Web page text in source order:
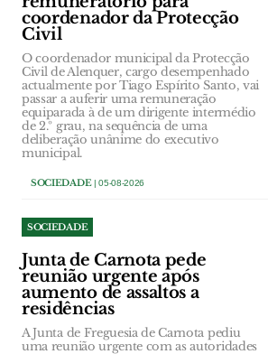
coordenador da Protecção
Civil
O coordenador municipal da Protecção
Civil de Alenquer, cargo desempenhado
actualmente por Tiago Espírito Santo, vai
passar a auferir uma remuneração
equiparada à de um dirigente intermédio
de 2.º grau, na sequência de uma
deliberação unânime do executivo
municipal.
SOCIEDADE| 05-08-2026
SOCIEDADE
Junta de Carnota pede
reunião urgente após
aumento de assaltos a
residências
A Junta de Freguesia de Carnota pediu
uma reunião urgente com as autoridades